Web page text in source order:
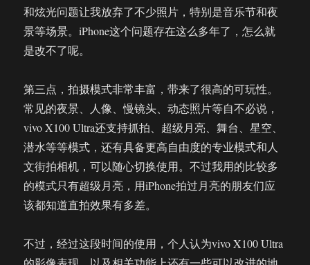
和炫光问题让我放弃了不少照片，特别是音乐节和夜
景等场景。iPhone这个问题存在这么多年了，怎么就
是改不了呢。
第三点，拍摄模式非常丰富，带来了很高的可玩性。
常见的夜景、人像、慢镜头、动态照片等自不必说，
vivo X100 Ultra还支持抓拍、超级月亮、舞台、星空、
潜水等等模式，还有具备更高自由度的专业模式和人
文街拍相机，可以随心切换使用。不过我用的比较多
的模式只有超级月亮，用iPhone拍过月亮的朋友们应
该都知道直拍效果有多差。
不过，经过这段时间的使用，个人认为vivo X100 Ultra